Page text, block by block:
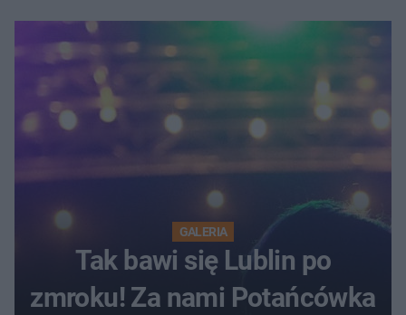
GALERIA
Tak bawi się Lublin po
zmroku! Za nami Potańcówka